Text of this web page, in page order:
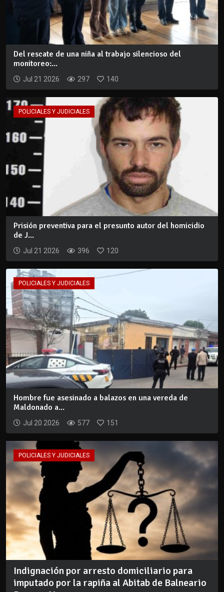
Del rescate de una niña al trabajo silencioso del
monitoreo:...
Jul 21 2026 297 140
POLICIALES Y JUDICIALES
Prisión preventiva para el presunto autor del homicidio
de J...
Jul 21 2026 396 120
POLICIALES Y JUDICIALES
Hombre fue asesinado a balazos en una vereda de
Maldonado a...
Jul 20 2026 577 151
POLICIALES Y JUDICIALES
Indignación por arresto domiciliario para
imputado por la rapiña al Abitab de Balneario